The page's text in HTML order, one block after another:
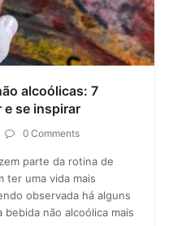
alcoólicas: 7
e se inspirar
0 Comments
parte da rotina de
ter uma vida mais
observada há alguns
não alcoólica mais